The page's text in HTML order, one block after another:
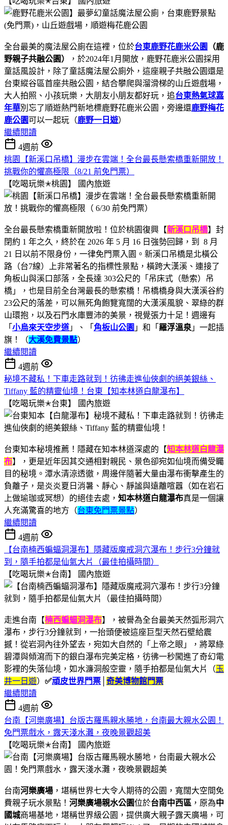
全台最美的魔法屋公廁在這裡，位於台東鹿野花鹿米公園 （鹿
野親子共融公園）
，於2024年1月開放，鹿野花鹿米公園採用
童話風設計，除了童話魔法屋公廁外，這座親子共融公園還是
台東縱谷區首座共融公園，結合攀爬與溜滑梯的山丘遊戲場，
大人拍照、小孩玩樂，大朋友小朋友都好玩，追台東熱氣球嘉
年華別忘了順遊熱門新地標鹿野花鹿米公園，旁邊還鹿野梅花
鹿公園可以一起玩（鹿野一日遊）
繼續閱讀
4週前
桃園【新溪口吊橋】漫步在雲端！全台最長懸索橋重新開放！
挑戰你的懼高極限（8/21 前免門票）
【吃喝玩樂✭桃園】
國內旅遊
全台最長懸索橋重新開放啦！位於桃園復興【新溪口吊橋】封
閉約 1 年之久，終於在 2026 年 5 月 16 日強勢回歸，到 8 月
21 日以前不限身份，一律免門票入園。新溪口吊橋是北橫公
路（台7線）上非常著名的指標性景點，橫跨大漢溪、連接了
角板山與溪口部落，全長達 303公尺的「吊床式（懸索）吊
橋」，也是目前全台灣最長的懸索橋！吊橋橋身與大漢溪谷約
23公尺的落差，可以無死角飽覽寬闊的大漢溪風貌、翠綠的群
山環抱，以及石門水庫豐沛的美景，視覺張力十足！週邊有
「 小烏來天空步道 」、「 角板山公園 」和「 羅浮溫泉 」一起插
旗！（大溪免費景點）
繼續閱讀
4週前
秘境不藏私！下車走路就到！彷彿走進仙俠劇的絕美銀絲、
Tiffany 藍的精靈仙境！台東【知本林道白龍瀑布】
【吃喝玩樂✭台東】
國內旅遊
台東知本秘境推薦！隱藏在知本林道深處的【知本林道白龍瀑
布】，更是近年因其交通相對親民、景色卻宛如仙境而備受矚
目的秘境。潭水清涼透徹，周邊伴隨著大量由瀑布衝擊產生的
負離子，是炎炎夏日消暑、靜心、靜謐與遠離喧囂（如在岩石
上做瑜珈或冥想）的絕佳去處， 知本林道白龍瀑布真是一個讓
人充滿驚喜的地方（台東免門票景點）
繼續閱讀
4週前
【台南楠西蝙蝠洞瀑布】隱藏版魔戒洞穴瀑布！步行3分鐘就
到，隨手拍都是仙氣大片（最佳拍攝時間）
【吃喝玩樂✭台南】
國內旅遊
走進台南【楠西蝙蝠洞瀑布】，被譽為全台最美天然弧形洞穴
瀑布，步行3分鐘就到，一抬頭便被這座巨型天然石壁給震
撼！從岩洞內往外望去，宛如大自然的「上帝之眼」，將翠綠
碧潭與傾瀉而下的銀白瀑布完美定格，彷彿一秒闖進了奇幻電
影裡的失落仙境，如水濂洞般空靈，隨手拍都是仙氣大片（玉
井一日遊） ✅頑皮世界門票
奇美博物館門票
繼續閱讀
4週前
台南【河樂廣場】台版古羅馬親水勝地，台南最大親水公園！
免門票戲水，露天淺水灘，夜晚景觀超美
【吃喝玩樂✭台南】
國內旅遊
台南河樂廣場 ，堪稱世界七大令人期待的公園，寬闊大空間免
費親子玩水景點！ 河樂廣場親水公園位於台南中西區 ，原為中
國城商場基地，堪稱世界級公園，提供廣大親子露天廣場，可